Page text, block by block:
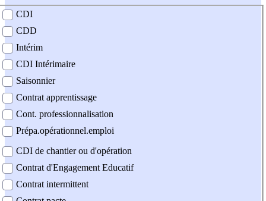
contrat
CDI
CDD
Intérim
CDI Intérimaire
Saisonnier
Contrat apprentissage
Cont. professionnalisation
Prépa.opérationnel.emploi
CDI de chantier ou d'opération
Contrat d'Engagement Educatif
Contrat intermittent